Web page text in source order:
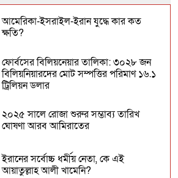
আমেরিকা-ইসরাইল-ইরান যুদ্ধে কার কত
ক্ষতি?
ফোর্বসের বিলিয়নেয়ার তালিকা: ৩০২৮ জন
বিলিয়নিয়ারদের মোট সম্পত্তির পরিমাণ ১৬.১
ট্রিলিয়ন ডলার
২০২৫ সালে রোজা শুরুর সম্ভাব্য তারিখ
ঘোষণা আরব আমিরাতের
ইরানের সর্বোচ্চ ধর্মীয় নেতা, কে এই
আয়াতুল্লাহ আলী খামেনি?